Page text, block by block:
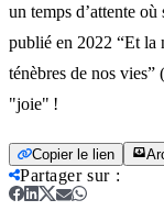
un temps d’attente
publié en 2022 “Et la
ténèbres de nos
"joie" !
Copier le lien
Partager sur: